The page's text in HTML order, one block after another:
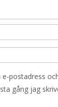
postadress
gång jag